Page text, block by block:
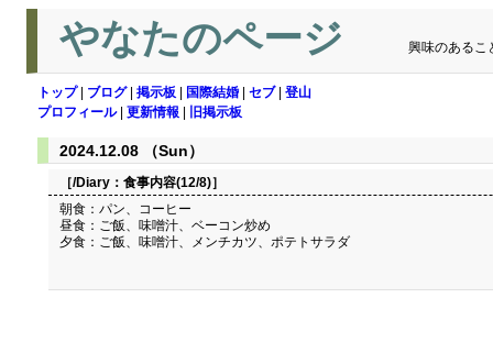
やなたのページ 興味のあるこ
トップ| ブログ| 掲示板 国際結婚 セブ| 登山
プロフィール| 更新情報 旧掲示板
2024.12.08 （Sun）
［/Diary： 食事内容(12/8)］
朝食：パン、コーヒー
昼食：ご飯、味噌汁、ベーコン炒め
夕食：ご飯、味噌汁、メンチカツ、ポテトサラダ